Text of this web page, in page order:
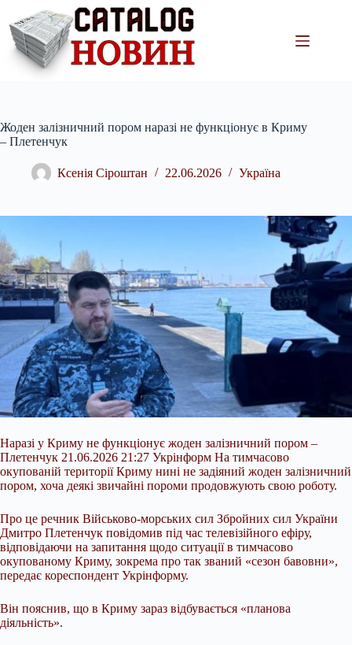
вмісту
Жоден залізничний пором наразі не функціонує в Криму
– Плетенчук
Ксенія Сіроштан 22.06.2026 Україна
Наразі у Криму не функціонує жоден залізничний пором –
Плетенчук 21.06.2026 21:27 Укрінформ На тимчасово
окупованій території Криму нині не задіяний жоден залізничний
пором, хоча деякі звичайні пороми продовжують свою роботу.
Про це речник Військово-морських сил Збройних сил України
Дмитро Плетенчук повідомив під час телевізійного ефіру,
відповідаючи на запитання щодо ситуації в тимчасово
окупованому Криму, зокрема про так званий «сезон бавовни»,
передає кореспондент Укрінформу.
Він пояснив, що в Криму зараз відбувається «планова
діяльність».